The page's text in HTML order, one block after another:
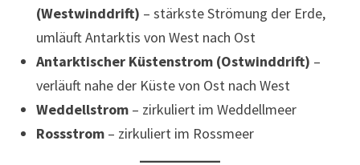
(Westwinddrift) – stärkste Strömung der Erde,
umläuft Antarktis von West nach Ost
Antarktischer Küstenstrom (Ostwinddrift) –
verläuft nahe der Küste von Ost nach West
Weddellstrom – zirkuliert im Weddellmeer
Rossstrom – zirkuliert im Rossmeer